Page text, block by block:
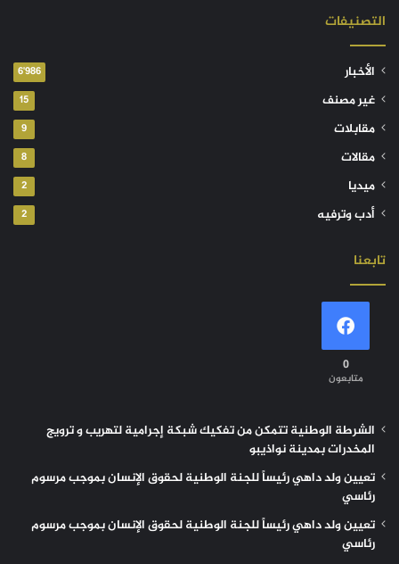
التصنيفات
الأخبار 6٬986
غير مصنف 15
مقابلات 9
مقالات 8
ميديا 2
أدب وترفيه 2
تابعنا
0
متابعون
الشرطة الوطنية تتمكن من تفكيك شبكة إجرامية لتهريب و ترويج
المخدرات بمدينة نواذيبو
تعيين ولد داهي رئيساً للجنة الوطنية لحقوق الإنسان بموجب مرسوم
رئاسي
تعيين ولد داهي رئيساً للجنة الوطنية لحقوق الإنسان بموجب مرسوم
رئاسي